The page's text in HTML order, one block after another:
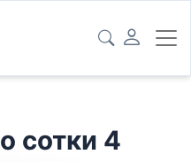
сотки 4